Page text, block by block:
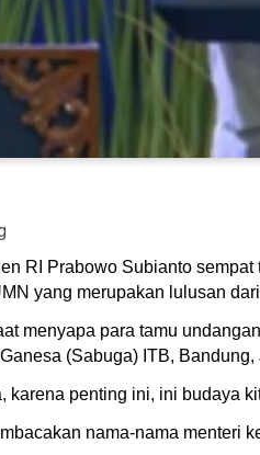
RI Prabowo Subianto
yang merupakan lulusan
menyapa para tamu
(Sabuga) ITB,
karena penting ini, ini budaya
nama-nama menteri